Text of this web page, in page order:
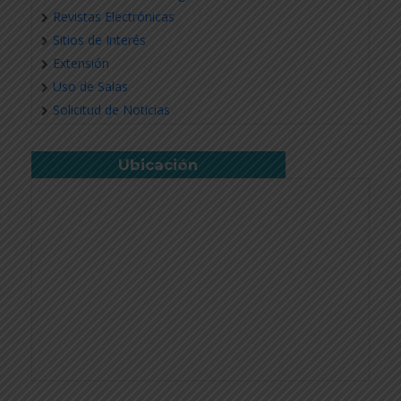
Revistas Electrónicas
Sitios de Interés
Extensión
Uso de Salas
Solicitud de Noticias
Ubicación